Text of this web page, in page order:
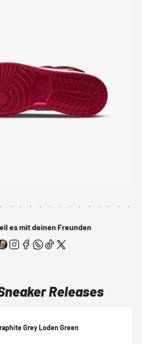
es mit deinen Freunden
Releases
Grey Loden Green